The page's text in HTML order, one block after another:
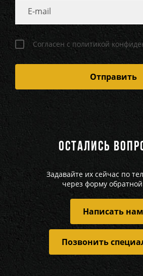
Согласен с политикой
ОСТАЛИСЬ
Задавайте их сейчас по
через форму
Написать нам
Позвонить